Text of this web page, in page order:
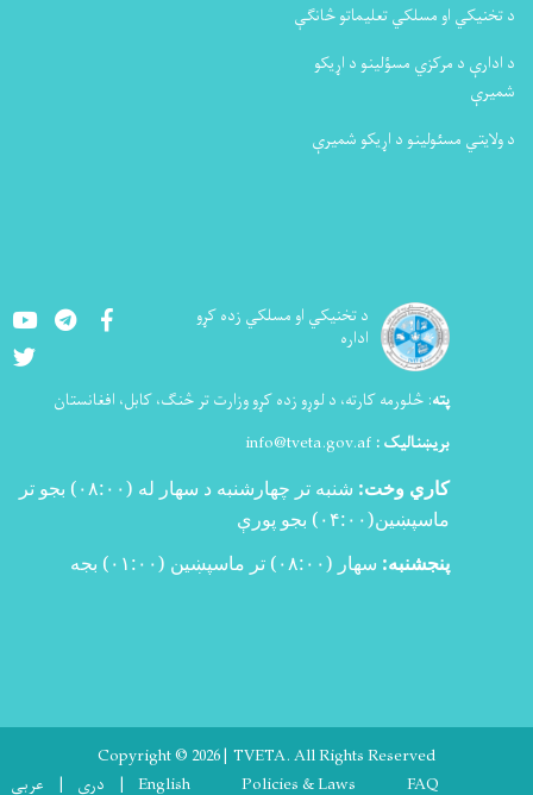
د تخنیکي او مسلکي تعلیماتو څانګې
د ادارې د مرکزي مسؤلینو د اړیکو
شمیرې
د ولایتي مسئولینو د اړیکو شمیرې
د تخنيکي او مسلکي زده کړو
اداره
YoutubeLinkedIn
پته: څلورمه کارته، د لوړو زده کړو وزارت تر څنګ، کابل، افغانستان
بریښنالیک : info@tveta.gov.af
کاري وخت: شنبه تر چهارشنبه د سهار له (۰۸:۰۰)
بجو تر
ماسپښین(۰۴:۰۰)
بجو پورې
پنجشنبه: سهار (۰۸:۰۰) تر ماسپښین (۰۱:۰۰) بجه
Copyright © 2026 | TVETA. All Rights Reserved
FAQ
Policies & Laws
English دری عربی